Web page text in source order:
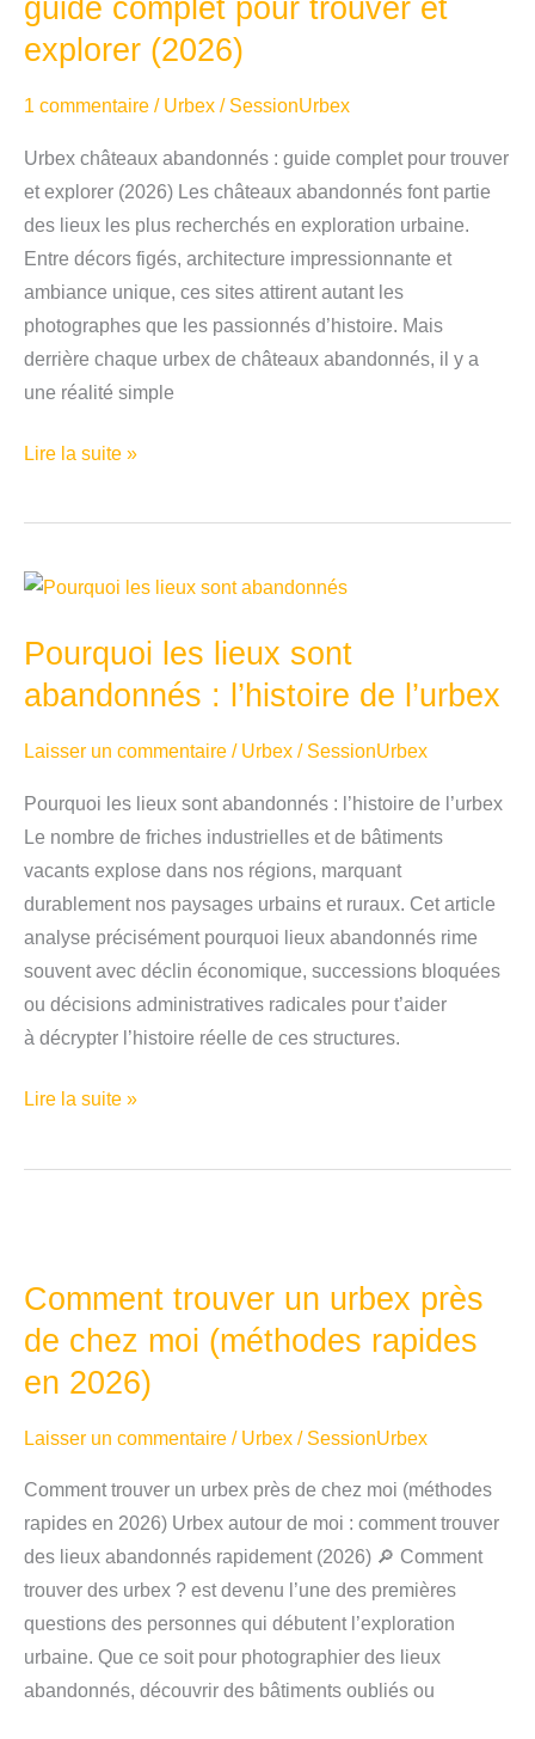
guide complet pour trouver et
explorer (2026)
1 commentaire / Urbex / SessionUrbex
Urbex châteaux abandonnés : guide complet pour trouver
et explorer (2026) Les châteaux abandonnés font partie
des lieux les plus recherchés en exploration urbaine.
Entre décors figés, architecture impressionnante et
ambiance unique, ces sites attirent autant les
photographes que les passionnés d’histoire. Mais
derrière chaque urbex de châteaux abandonnés, il y a
une réalité simple
Urbex
abandonnés
guide
pour
trouver
explorer
Lire la suite »
Pourquoi les lieux sont
abandonnés : l’histoire de l’urbex
Laisser un commentaire / Urbex / SessionUrbex
Pourquoi les lieux sont abandonnés : l’histoire de l’urbex
Le nombre de friches industrielles et de bâtiments
vacants explose dans nos régions, marquant
durablement nos paysages urbains et ruraux. Cet article
analyse précisément pourquoi lieux abandonnés rime
souvent avec déclin économique, successions bloquées
ou décisions administratives radicales pour t’aider
à décrypter l’histoire réelle de ces structures.
Pourquoi
lieux
l’histoire
de
Lire la suite »
Comment trouver un urbex près
de chez moi (méthodes rapides
en 2026)
Laisser un commentaire / Urbex / SessionUrbex
Comment trouver un urbex près de chez moi (méthodes
rapides en 2026) Urbex autour de moi : comment trouver
des lieux abandonnés rapidement (2026) 🔎 Comment
trouver des urbex ? est devenu l’une des premières
questions des personnes qui débutent l’exploration
urbaine. Que ce soit pour photographier des lieux
abandonnés, découvrir des bâtiments oubliés ou